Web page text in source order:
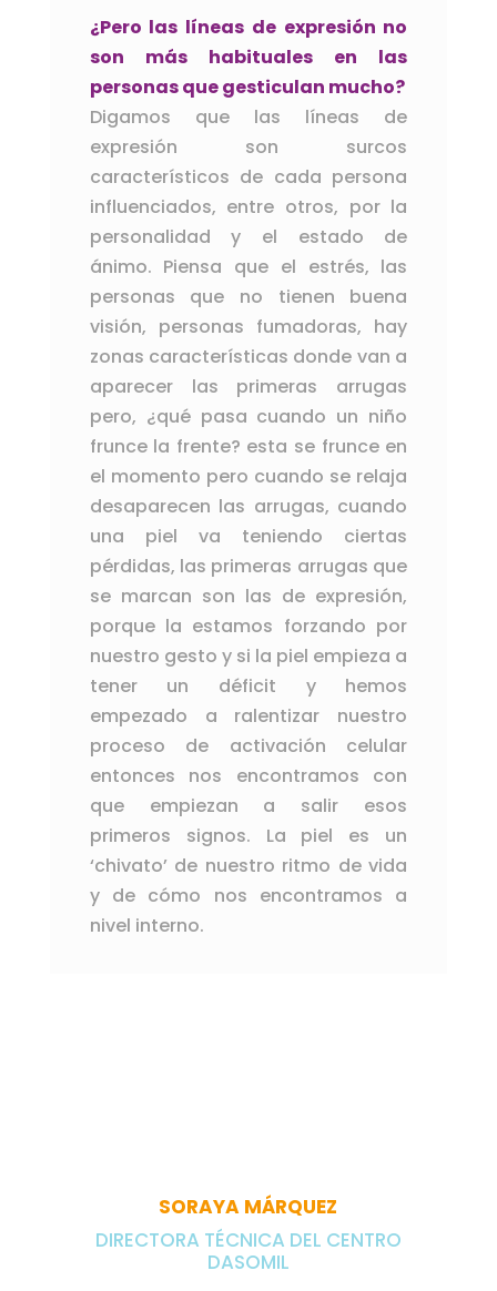
¿Pero las líneas de expresión no
son más habituales en las
personas que gesticulan mucho?
Digamos que las líneas de
expresión son surcos
característicos de cada persona
influenciados, entre otros, por la
personalidad y el estado de
ánimo. Piensa que el estrés, las
personas que no tienen buena
visión, personas fumadoras, hay
zonas características donde van a
aparecer las primeras arrugas
pero, ¿qué pasa cuando un niño
frunce la frente? esta se frunce en
el momento pero cuando se relaja
desaparecen las arrugas, cuando
una piel va teniendo ciertas
pérdidas, las primeras arrugas que
se marcan son las de expresión,
porque la estamos forzando por
nuestro gesto y si la piel empieza a
tener un déficit y hemos
empezado a ralentizar nuestro
proceso de activación celular
entonces nos encontramos con
que empiezan a salir esos
primeros signos. La piel es un
‘chivato’ de nuestro ritmo de vida
y de cómo nos encontramos a
nivel interno.
SORAYA MÁRQUEZ
DIRECTORA TÉCNICA DEL CENTRO
DASOMIL